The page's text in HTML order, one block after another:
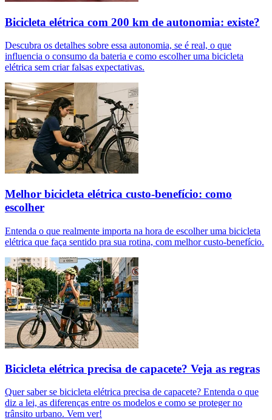
Bicicleta elétrica com 200 km de autonomia: existe?
Descubra os detalhes sobre essa autonomia, se é real, o que
influencia o consumo da bateria e como escolher uma bicicleta
elétrica sem criar falsas expectativas.
Melhor bicicleta elétrica custo-benefício: como
escolher
Entenda o que realmente importa na hora de escolher uma bicicleta
elétrica que faça sentido pra sua rotina, com melhor custo-benefício.
Bicicleta elétrica precisa de capacete? Veja as regras
Quer saber se bicicleta elétrica precisa de capacete? Entenda o que
diz a lei, as diferenças entre os modelos e como se proteger no
trânsito urbano. Vem ver!